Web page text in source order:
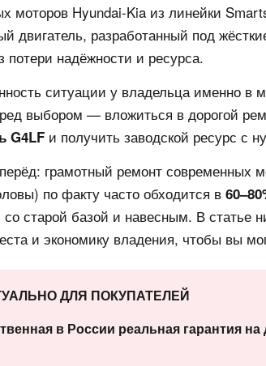
моторов Hyundai-Kia из линейки
двигатель, разработанный под
потери надёжности и ресурса.
ситуации у владельца именно в
выбором — вложиться в дорогой
G4LF и получить заводской ресурс с
грамотный ремонт современных
по факту часто обходится в
со старой базой и навесным. В статье
и экономику владения, чтобы вы
ДЛЯ ПОКУПАТЕЛЕЙ
в России реальная гарантия